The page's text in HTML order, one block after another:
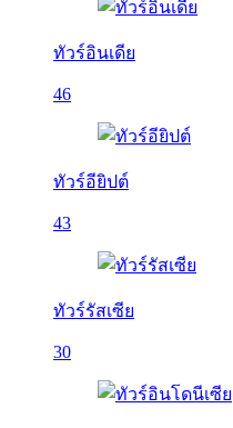
ทัวร์อินเดีย
46
ทัวร์อียิปต์
43
ทัวร์รัสเซีย
30